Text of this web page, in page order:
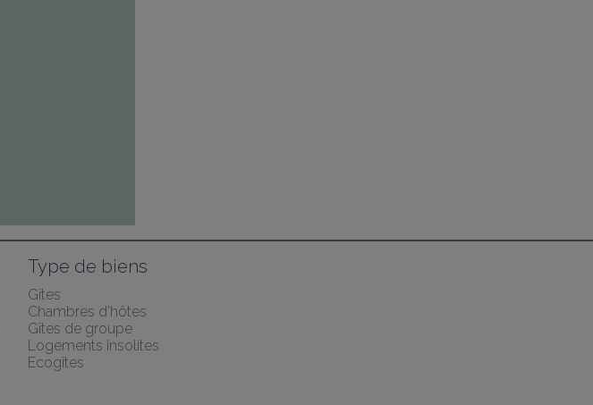
Type de biens
Gîtes
Chambres d'hôtes
Gîtes de groupe
Logements insolites
Ecogîtes